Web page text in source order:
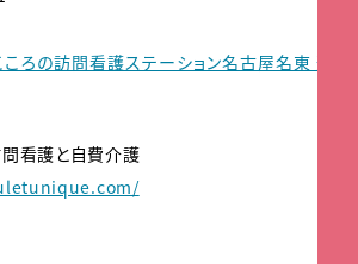
ころの訪問看護ステーション名古屋名東 運
看護と自費介護